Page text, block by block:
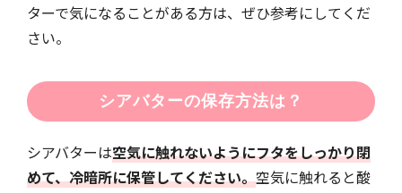
ターで気になることがある方は、ぜひ参考にしてくだ
さい。
シアバターの保存方法は？
シアバターは空気に触れないようにフタをしっかり閉
めて、冷暗所に保管してください。空気に触れると酸